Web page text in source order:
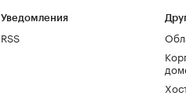
Уведомления
RSS